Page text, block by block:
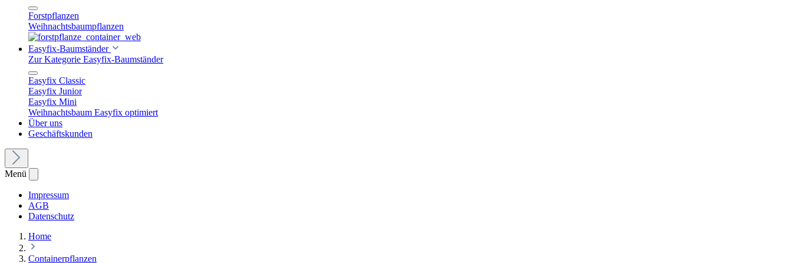
Forstpflanzen
Weihnachtsbaumpflanzen
Easyfix-Baumständer
Zur Kategorie Easyfix-Baumständer
Easyfix Classic
Easyfix Junior
Easyfix Mini
Weihnachtsbaum Easyfix optimiert
Über uns
Geschäftskunden
Menü
Impressum
AGB
Datenschutz
Home
Containerpflanzen